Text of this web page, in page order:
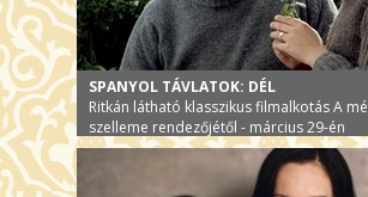
SPANYOL TÁVLATOK: DÉL
Ritkán látható klasszikus filmalkotás A
szelleme rendezőjétől - március 29-én